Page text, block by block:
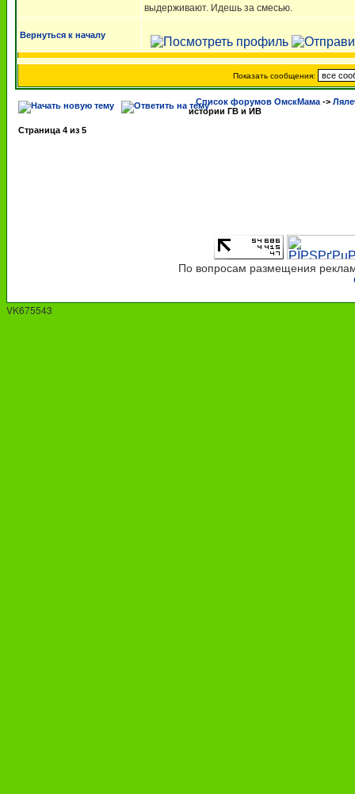
выдерживают. Идешь за смесью.
Вернуться к началу
Показать сообщения:
Список форумов ОмскМама ->
истории ГВ и ИВ
Страница 4 из 5
По вопросам размещения
VK675543